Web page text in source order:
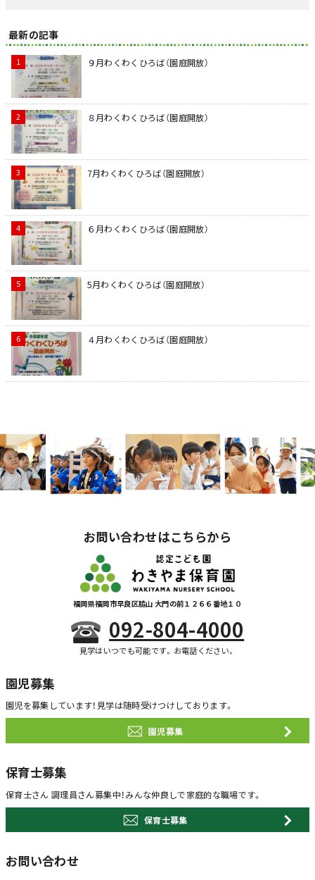
最新の記事
９月わくわくひろば（園庭開放）
８月わくわくひろば（園庭開放）
7月わくわくひろば（園庭開放）
６月わくわくひろば（園庭開放）
5月わくわくひろば（園庭開放）
４月わくわくひろば（園庭開放）
お問い合わせはこちらから
福岡県福岡市早良区脇山 大門の前１２６６番地１０
092-804-4000
見学はいつでも可能です。お電話ください。
園児募集
園児を募集しています！ 見学は随時受けつけしております。
園児募集
保育士募集
保育士さん 調理員さん募集中！みんな仲良しで家庭的な職場です。
保育士募集
お問い合わせ